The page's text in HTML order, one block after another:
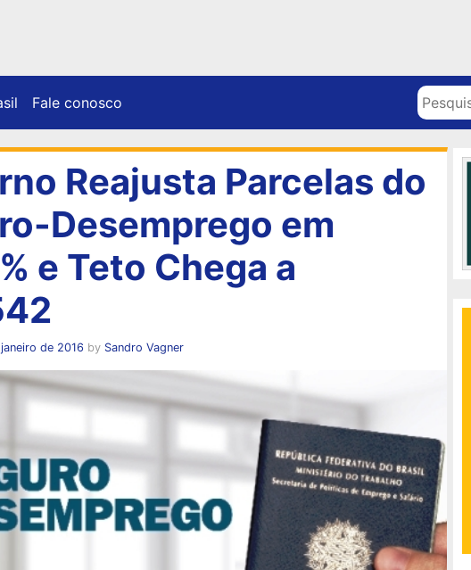
Fale conosco
Reajusta Parcelas do
Desemprego em
e Teto Chega a
de 2016 by Sandro Vagner